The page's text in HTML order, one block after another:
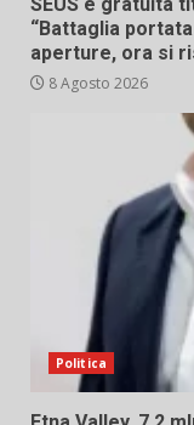
“Battaglia
aperture, ora si
8 Agosto 2026
Politica